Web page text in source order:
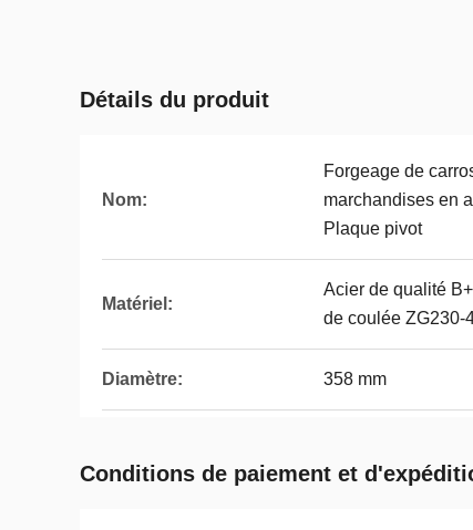
Détails du produit
Nom:
Forgeage de
marchandises en
Plaque pivot
Matériel:
Acier de qualité
de coulée ZG230-
Diamètre: 358 mm
Conditions de paiement et